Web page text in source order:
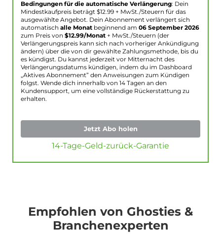
Bedingungen für die automatische Verlängerung: Dein
Mindestkaufpreis beträgt $12.99 + MwSt./Steuern für das
ausgewählte Angebot. Dein Abonnement verlängert sich
automatisch alle Monat beginnend am 06 September 2026
zum Preis von $12.99/Monat + MwSt./Steuern (der
Verlängerungspreis kann sich nach vorheriger Ankündigung
ändern) über die von dir gewählte Zahlungsmethode, bis du
es kündigst. Du kannst jederzeit vor Mitternacht des
Verlängerungsdatums kündigen, indem du im Dashboard
„Aktives Abonnement” den Anweisungen zum Kündigen
folgst. Wende dich innerhalb von 14 Tagen an den
Kundensupport, um eine vollständige Rückerstattung zu
erhalten.
Jetzt Abo holen
14-Tage-Geld-zurück-Garantie
Empfohlen von Ghosties &
Branchenexperten